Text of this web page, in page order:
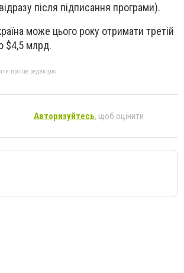
після підписання програми).
може цього року отримати третій
$4,5 млрд.
про це редакцію
Авторизуйтесь, щоб оцінити